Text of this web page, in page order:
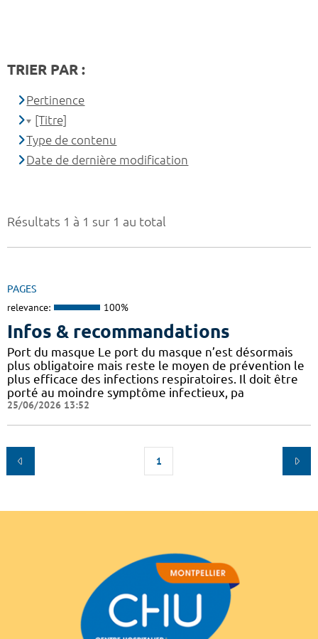
Résultats 1 à 1 sur 1 au total
PAGES
relevance: 100%
Infos & recommandations
Port du masque Le port du masque n’est désormais
plus obligatoire mais reste le moyen de prévention le
plus efficace des infections respiratoires. Il doit être
porté au moindre symptôme infectieux, pa
25/06/2026 13:52
1
TRIER PAR :
Pertinence
[Titre]
Type de contenu
Date de dernière modification